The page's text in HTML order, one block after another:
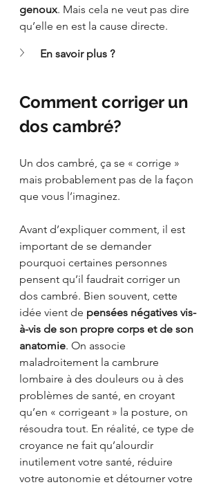
genoux. Mais cela ne veut pas dire
qu’elle en est la cause directe.
En savoir plus ?
Comment corriger un
dos cambré?
Un dos cambré, ça se « corrige »
mais probablement pas de la façon
que vous l’imaginez.
Avant d’expliquer comment, il est
important de se demander
pourquoi certaines personnes
pensent qu’il faudrait corriger un
dos cambré. Bien souvent, cette
idée vient de pensées négatives vis-
à-vis de son propre corps et de son
anatomie. On associe
maladroitement la cambrure
lombaire à des douleurs ou à des
problèmes de santé, en croyant
qu’en « corrigeant » la posture, on
résoudra tout. En réalité, ce type de
croyance ne fait qu’alourdir
inutilement votre santé, réduire
votre autonomie et détourner votre